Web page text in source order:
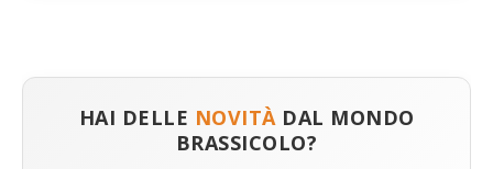
HAI DELLE NOVITÀDAL MONDO
BRASSICOLO?